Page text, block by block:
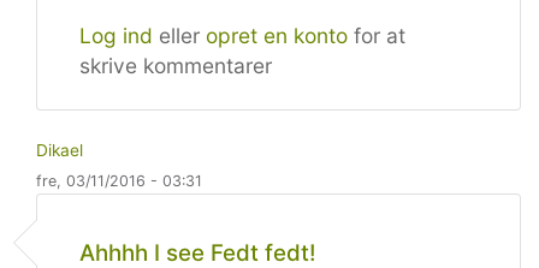
Log ind eller opret en konto for at
skrive kommentarer
Dikael
fre, 03/11/2016 - 03:31
Ahhhh I see Fedt fedt!